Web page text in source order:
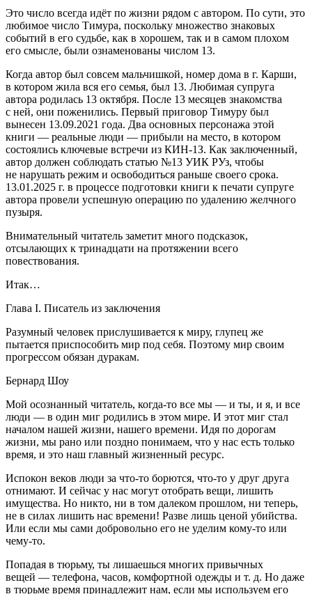
Это число всегда идёт по жизни рядом с автором. По сути, это
любимое число Тимура, поскольку множество знаковых
событий в его судьбе, как в хорошем, так и в самом плохом
его смысле, были ознаменованы числом 13.
Когда автор был совсем мальчишкой, номер дома в г. Карши,
в котором жила вся его семья, был 13. Любимая супруга
автора родилась 13 октября. После 13 месяцев знакомства
с ней, они поженились. Первый приговор Тимуру был
вынесен 13.09.2021 года. Два основных персонажа этой
книги — реальные люди — прибыли на место, в котором
состоялись ключевые встречи из КИН-1З. Как заключенный,
автор должен соблюдать статью №13 УИК РУз, чтобы
не нарушать режим и освободиться раньше своего срока.
13.01.2025 г. в процессе подготовки книги к печати супруге
автора провели успешную операцию по удалению желчного
пузыря.
Внимательный читатель заметит много подсказок,
отсылающих к тринадцати на протяжении всего
повествования.
Итак…
Глава I. Писатель из заключения
Разумный человек прислушивается к миру, глупец же
пытается приспособить мир под себя. Поэтому мир своим
прогрессом обязан дуракам.
Бернард Шоу
Мой осознанный читатель, когда-то все мы — и ты, и я, и все
люди — в один миг родились в этом мире. И этот миг стал
началом нашей жизни, нашего времени. Идя по дорогам
жизни, мы рано или поздно понимаем, что у нас есть только
время, и это наш главный жизненный ресурс.
Испокон веков люди за что-то борются, что-то у друг друга
отнимают. И сейчас у нас могут отобрать вещи, лишить
имущества. Но никто, ни в том далеком прошлом, ни теперь,
не в силах лишить нас времени! Разве лишь ценой убийства.
Или если мы сами добровольно его не уделим кому-то или
чему-то.
Попадая в тюрьму, ты лишаешься многих привычных
вещей — телефона, часов, комфортной одежды и т. д. Но даже
в тюрьме время принадлежит нам, если мы используем его